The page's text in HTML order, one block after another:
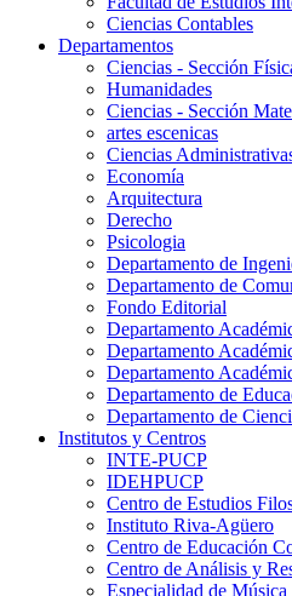
Ciencias Contables
Departamentos
Ciencias - Sección
Humanidades
Ciencias - Sección
artes escenicas
Ciencias
Economía
Arquitectura
Derecho
Psicologia
Departamento de
Departamento de
Fondo Editorial
Departamento
Departamento
Departamento
Departamento de
Departamento de
Institutos y Centros
INTE-PUCP
IDEHPUCP
Centro de Estudios
Instituto Riva-Agüero
Centro de Educación
Centro de Análisis y
Especialidad de Música